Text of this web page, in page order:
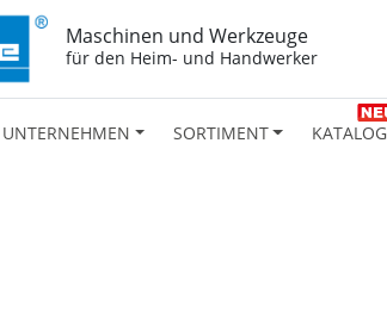
Maschinen und Werkzeuge
für den Heim- und Handwerker
UNTERNEHMEN SORTIMENT